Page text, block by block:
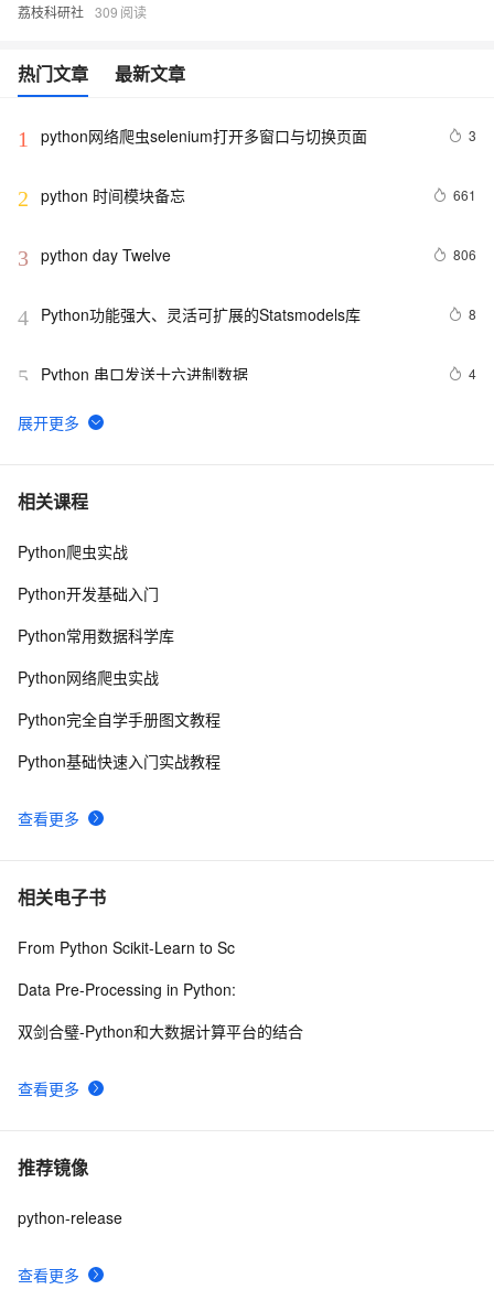
荔枝科研社 309
热门文章 最新文章
1 python网络爬虫selenium打开多窗口与切换页面 3
2 python 时间模块备忘 661
3 python day Twelve 806
4 Python功能强大、灵活可扩展的Statsmodels库 8
5 Python 串口发送十六进制数据 4
6 python join 和 split的常用使用方法
7 python 模块初始
8 python中使用and和or来实现其它语言中的?号表达式
10Python PIL远程命令执行漏洞复现(CVE-2017-8291
相关课程
查看更多
Python爬虫实战
Python开发基础入门
Python常用数据科学库
Python网络爬虫实战
Python完全自学手册图文教程
Python基础快速入门实战教程
相关电子书
查看更多
From Python Scikit-Learn to Sc
Data Pre-Processing in Python:
双剑合璧-Python和大数据计算平台的结合
推荐镜像
查看更多
python-release